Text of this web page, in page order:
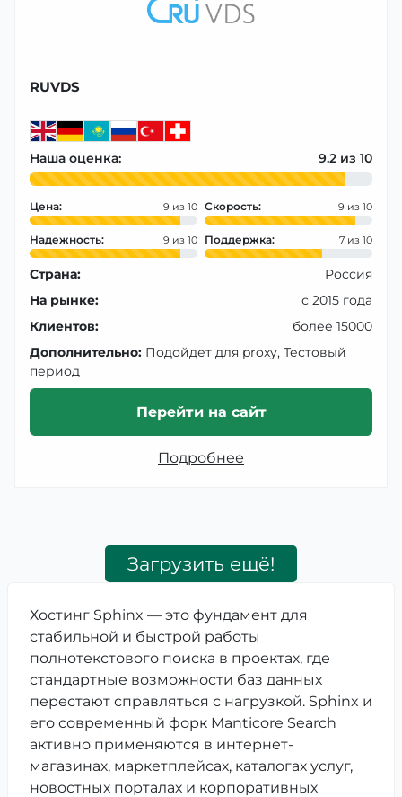
Хостинг Sphinx — это фундамент для
стабильной и быстрой работы
полнотекстового поиска в проектах, где
стандартные возможности баз данных
перестают справляться с нагрузкой. Sphinx и
его современный форк Manticore Search
активно применяются в интернет-
магазинах, маркетплейсах, каталогах услуг,
новостных порталах и корпоративных
RUVDS
Наша оценка: 9.2
Цена: 9 Скорость: 9
Надежность: 9 Поддержка: 7
Страна:
Россия
На рынке:
с 2015 года
Клиентов:
более 15000
Дополнительно: Подойдет для proxy, Тестовый
период
Перейти на сайт
Подробнее
Загрузить ещё!